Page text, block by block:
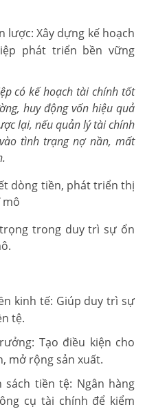
lược: Xây dựng kế hoạch
phát triển bền vững
có kế hoạch tài chính tốt
huy động vốn hiệu quả
lại, nếu quản lý tài chính
tình trạng nợ nần, mất
dòng tiền, phát triển thị
trong duy trì sự ổn
kinh tế: Giúp duy trì sự
tệ.
Tạo điều kiện cho
mở rộng sản xuất.
tiền tệ: Ngân hàng
cụ tài chính để kiểm